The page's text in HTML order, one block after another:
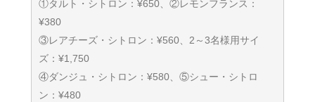
①タルト・シトロン：¥650、②レモンフランス：
¥380
③レアチーズ・シトロン：¥560、2～3名様用サイ
ズ：¥1,750
④ダンジュ・シトロン：¥580、⑤シュー・シトロ
ン：¥480